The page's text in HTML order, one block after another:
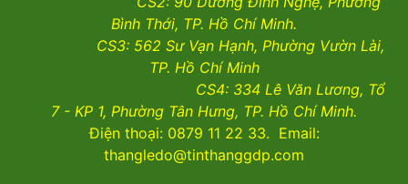
Bình Thới, TP. Hồ Chí Minh.
CS3: 562 Sư Vạn Hạnh, Phường Vườn Lài,
TP. Hồ Chí Minh
CS4: 334 Lê Văn Lương, Tổ
7 - KP 1, Phường Tân Hưng, TP. Hồ Chí Minh.
Điện thoại: 0879 11 22 33. Email:
thangledo@tinthanggdp.com